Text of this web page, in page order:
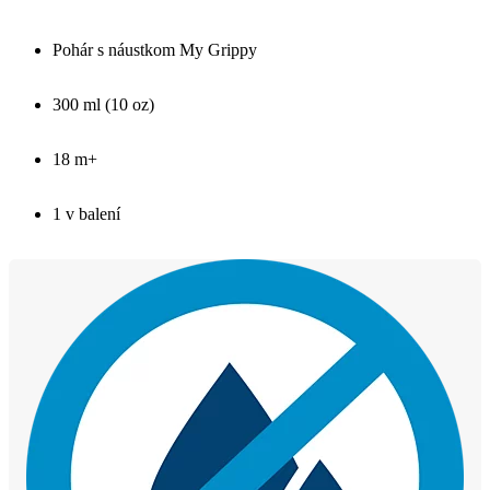
Pohár s náustkom My Grippy
300 ml (10 oz)
18 m+
1 v balení